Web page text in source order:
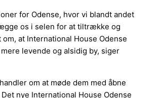
for Odense, hvor vi blandt andet
os i selen for at tiltrække og
at International House Odense
levende og alsidig by, siger
om at møde dem med åbne
nye International House Odense